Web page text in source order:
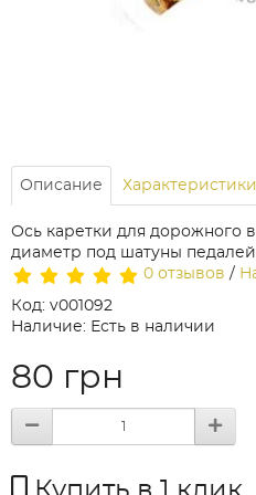
Описание Характеристики
Ось каретки для дорожного
диаметр под шатуны педалей
0 отзывов /
Код: v001092
Наличие: Есть в наличии
80 грн